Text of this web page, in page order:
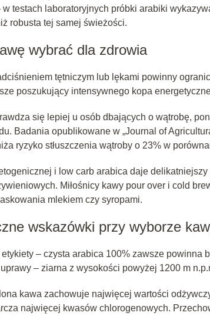
w testach laboratoryjnych próbki arabiki
robusta tej samej świeżości.
wybrać dla zdrowia
tętniczym lub lękami powinny
poszukujący intensywnego kopa
się lepiej u osób dbających o wątrobę,
Badania opublikowane w „Journal of
ryzyko stłuszczenia wątroby o 23% w
i low carb arabica daje
Miłośnicy kawy pour over i cold
mlekiem czy syropami.
wskazówki przy wyborze
– czysta arabica 100% zawsze powinna
– ziarna z wysokości powyżej 1200 m
kawa zachowuje najwięcej wartości
najwięcej kwasów chlorogenowych.